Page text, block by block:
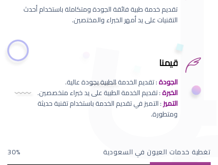
تقديم خدمة طبية فائقة الجودة ومتكاملة باستخدام أحدث
التقنيات على يد أمهر الخبراء والمختصين.
قيمنا
الجودة: تقديم الخدمة الطبية بجودة عالية.
الخبرة: تقديم الخدمة الطبية على يد خبراء متخصصين.
التميز: التميز في تقديم الخدمة باستخدام تقنية حديثة
ومتطورة.
تغطية خدمات العيون في السعودية 30